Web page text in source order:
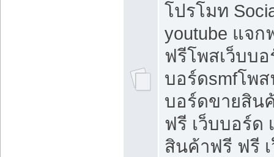
โปรโมท
youtube แจก
ฟรีโพสเว็บบอ
บอร์ดsmfโพ
บอร์ดขายสิน
ฟรี เว็บบอร์ด
สินค้าฟรี ฟรี